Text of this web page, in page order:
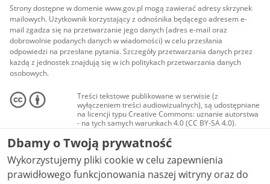
Strony dostępne w domenie www.gov.pl mogą zawierać adresy skrzynek
mailowych. Użytkownik korzystający z odnośnika będącego adresem e-
mail zgadza się na przetwarzanie jego danych (adres e-mail oraz
dobrowolnie podanych danych w wiadomości) w celu przesłania
odpowiedzi na przesłane pytania. Szczegóły przetwarzania danych przez
każdą z jednostek znajdują się w ich politykach przetwarzania danych
osobowych.
Treści tekstowe publikowane w serwisie (z
wyłączeniem treści audiowizualnych), są udostępniane
na licencji typu Creative Commons: uznanie autorstwa
- na tych samych warunkach 4.0 (CC BY-SA 4.0).
Materiały audiowizualne, w tym zdjęcia, materiały
audio i wideo, są udostępniane na licencji typu
Creative Commons: uznanie autorstwa użycie
niekomercyjne - bez utworów zależnych 4.0 (CC BY-
NC-ND 4.0), o ile nie jest to stwierdzone inaczej.
Dbamy o Twoją prywatność
Wykorzystujemy pliki cookie w celu zapewnienia
prawidłowego funkcjonowania naszej witryny oraz do